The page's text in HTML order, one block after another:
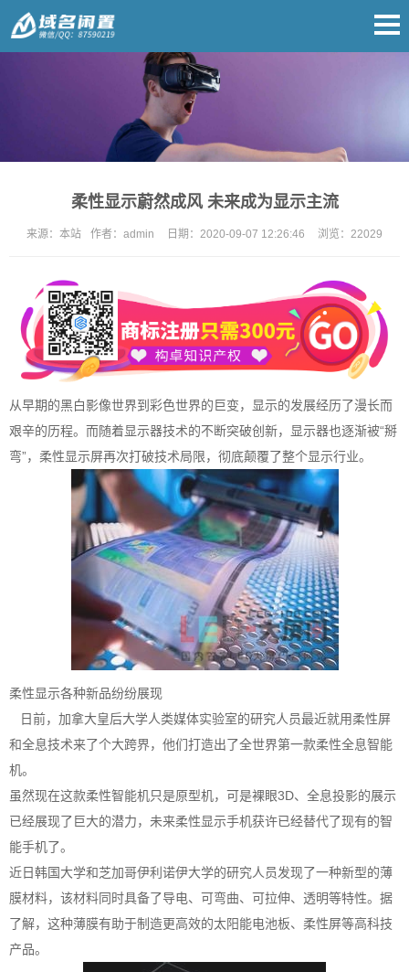
柔性显示蔚然成风 未来成为显示主流
来源： 本站 作者： admin 日期： 2020-09-07 12:26:46 浏览： 22029
从早期的黑白影像世界到彩色世界的巨变，显示的发展经历了漫长而
艰辛的历程。而随着显示器技术的不断突破创新，显示器也逐渐被“掰
弯”，柔性显示屏再次打破技术局限，彻底颠覆了整个显示行业。
柔性显示各种新品纷纷展现
日前，加拿大皇后大学人类媒体实验室的研究人员最近就用柔性屏
和全息技术来了个大跨界，他们打造出了全世界第一款柔性全息智能
机。
虽然现在这款柔性智能机只是原型机，可是裸眼3D、全息投影的展示
已经展现了巨大的潜力，未来柔性显示手机获许已经替代了现有的智
能手机了。
近日韩国大学和芝加哥伊利诺伊大学的研究人员发现了一种新型的薄
膜材料，该材料同时具备了导电、可弯曲、可拉伸、透明等特性。据
了解，这种薄膜有助于制造更高效的太阳能电池板、柔性屏等高科技
产品。